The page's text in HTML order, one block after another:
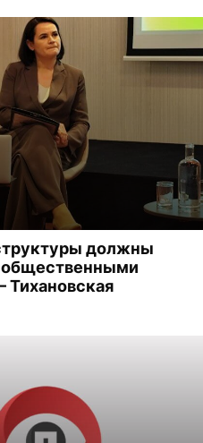
должны
общественными
Тихановская